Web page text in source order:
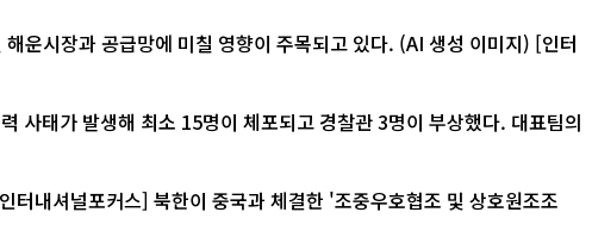
장과 공급망에 미칠 영향이 주목되고 있다. (AI 생성 이미지) [인터
사태가 발생해 최소 15명이 체포되고 경찰관 3명이 부상했다. 대표팀의